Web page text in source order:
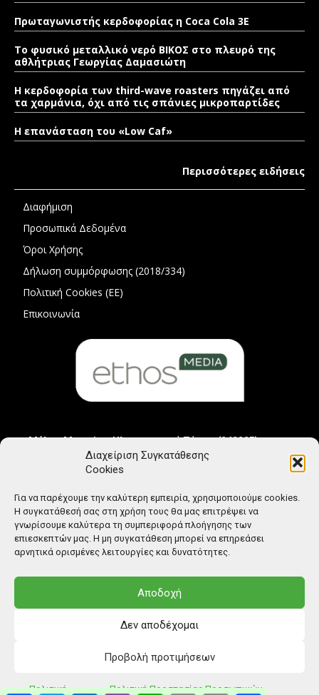
Διαχείριση Συγκατάθεσης
Cookies
Για να παρέχουμε την καλύτερη εμπειρία, χρησιμοποιούμε cookies.
Η συγκατάθεσή σας στη χρήση τους θα μας επιτρέψει να
γνωρίσουμε καλύτερα τη συμπεριφορά πλοήγησης των
επιεσκεπτών μας. Η μη συγκατάθεση μπορεί να επηρεάσει
αρνητικά ορισμένες λειτουργίες και δυνατότητες.
Αποδοχή
Δεν αποδέχομαι
Προβολή προτιμήσεων
Πολιτική Πολιτική Προστασίας Προσωπικών
Πρωταγωνιστής κερδοφορίας η Coca Cola 3E
Το φυσικό μεταλλικό νερό ΒΙΚΟΣ στο πλευρό της
αθλήτριας Γεωργίας Δαμασιώτη
Η κερδοφορία των third-wave roasters πηγάζει από
τα χαρμάνια, όχι από τις σπάνιες μικροπαρτίδες
Η επανάσταση του «Low Caf»
Περισσότερες ειδήσεις
Διαφήμιση
Προσωπικά Δεδομένα
Όροι Χρήσης
Δήλωση συμμόρφωσης (2018/334)
Πολιτική Cookies (ΕΕ)
Επικοινωνία
Μέλος Μητρώου Ηλεκτρονικού Τύπου (242225)
© Copyright: Ethos Media S.A.